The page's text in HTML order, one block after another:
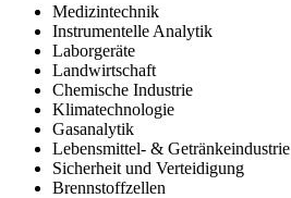
Medizintechnik
Instrumentelle Analytik
Laborgeräte
Landwirtschaft
Chemische Industrie
Klimatechnologie
Gasanalytik
Lebensmittel- & Getränkeindustrie
Sicherheit und Verteidigung
Brennstoffzellen